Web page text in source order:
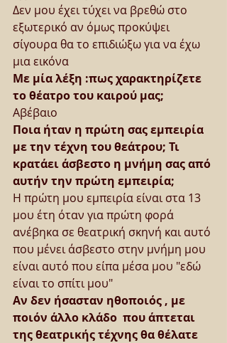
Δεν μου έχει τύχει να βρεθώ στο
εξωτερικό αν όμως προκύψει
σίγουρα θα το επιδιώξω για να έχω
μια εικόνα
Με μία λέξη :πως χαρακτηρίζετε
το θέατρο του καιρού μας;
Αβέβαιο
Ποια ήταν η πρώτη σας εμπειρία
με την τέχνη του θεάτρου; Τι
κρατάει άσβεστο η μνήμη σας από
αυτήν την πρώτη εμπειρία;
Η πρώτη μου εμπειρία είναι στα 13
μου έτη όταν για πρώτη φορά
ανέβηκα σε θεατρική σκηνή και αυτό
που μένει άσβεστο στην μνήμη μου
είναι αυτό που είπα μέσα μου "εδώ
είναι το σπίτι μου"
Αν δεν ήσασταν ηθοποιός , με
ποιόν άλλο κλάδο  που άπτεται
της θεατρικής τέχνης θα θέλατε